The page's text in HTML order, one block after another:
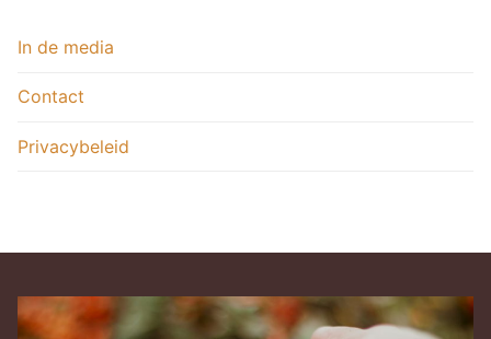
In de media
Contact
Privacybeleid